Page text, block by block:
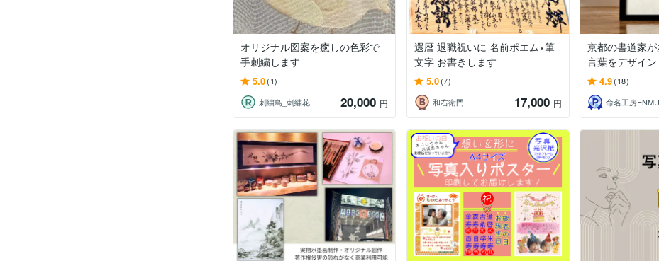
オリジナル図案を癒しの色彩で
手刺繍します
5.0(1)
刺繍鳥_刺繍花
20,000 円
還暦 退職祝いに 名前ポエム×筆
文字 お書きします
5.0(7)
和右衛門
17,000 円
京都の書道家
言葉をデザイ
4.9(18)
命名工房